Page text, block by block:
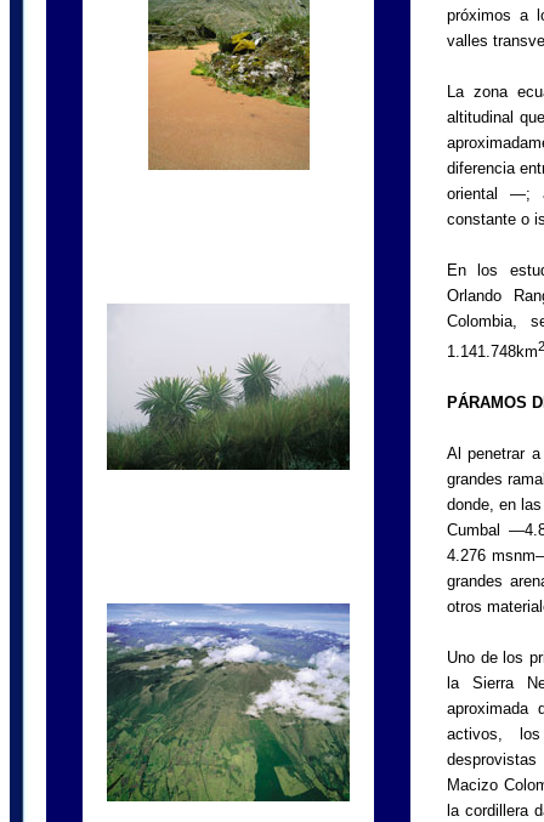
próximos a
valles
La zona
altitudinal
diferencia
oriental —;
constante o
En los
Orlando
Colombia,
1.141.748km2
PÁRAMOS
Al penetrar
grandes
donde, en
Cumbal
4.276
grandes
otros
Uno de los
la Sierra
aproximada
activos,
Macizo
la cordillera